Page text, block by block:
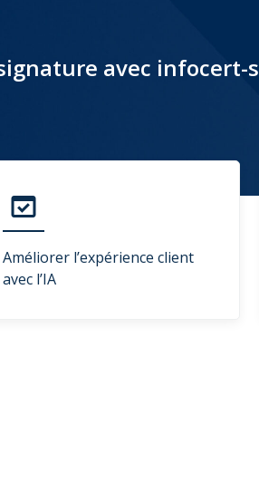
avec infocert-
Améliorer l’expérience client
avec l’IA